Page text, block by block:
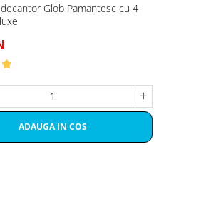
Glob Pamantesc cu 4
ADAUGA IN COS